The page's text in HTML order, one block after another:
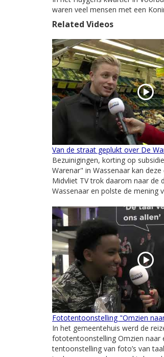
waren veel mensen met een
Related Videos
Van de straat geplukt over De
Bezuinigingen, korting op
Warenar" in Wassenaar kan
Midvliet TV trok daarom naar de
Wassenaar en polste de mening
Fototentoonstelling "Omzien
In het gemeentehuis werd de
fototentoonstelling Omzien naar
tentoonstelling van foto’s van